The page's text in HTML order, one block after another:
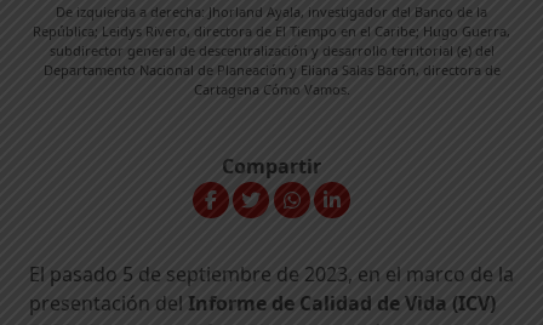
De izquierda a derecha: Jhorland Ayala, investigador del Banco de la
República; Leidys Rivero, directora de El Tiempo en el Caribe; Hugo Guerra,
subdirector general de descentralización y desarrollo territorial (e) del
Departamento Nacional de Planeación y Eliana Salas Barón, directora de
Cartagena Cómo Vamos.
Compartir
El pasado 5 de septiembre de 2023, en el marco de la
presentación del Informe de Calidad de Vida (ICV)